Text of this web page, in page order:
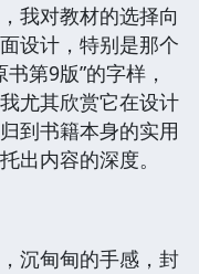
我对教材的选择向
设计，特别是那个
第9版”的字样，
尤其欣赏它在设计
到书籍本身的实用
出内容的深度。
沉甸甸的手感，封